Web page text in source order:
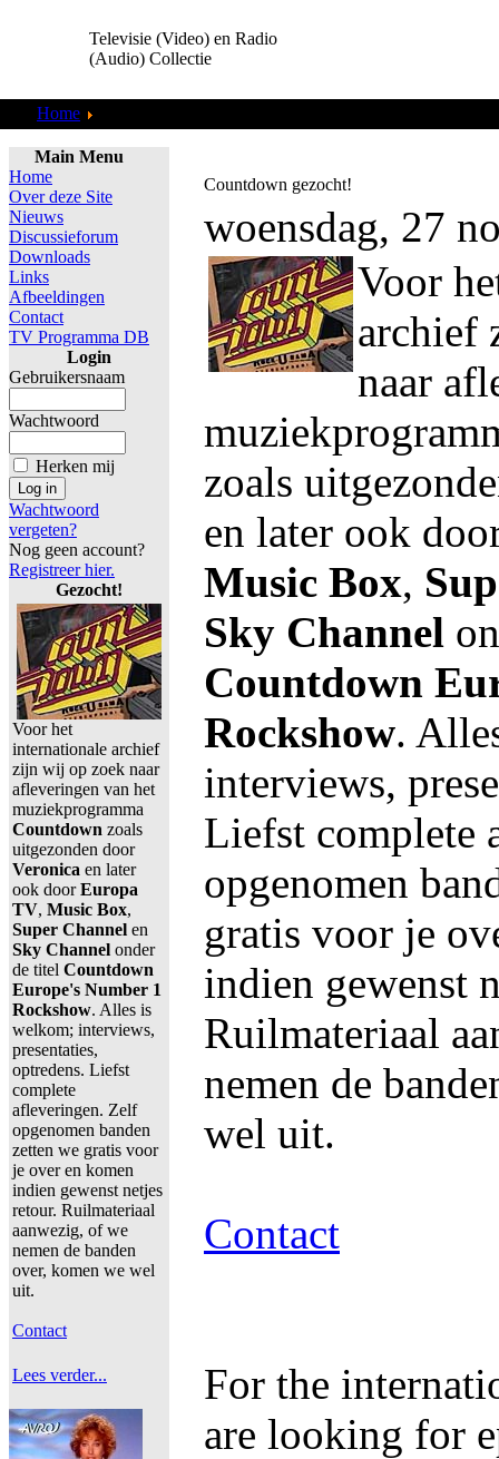
Televisie (Video) en Radio
(Audio) Collectie
Home
Main Menu
Home
Over deze Site
Nieuws
Discussieforum
Downloads
Links
Afbeeldingen
Contact
TV Programma DB
Login
Gebruikersnaam
Wachtwoord
Herken mij
Wachtwoord
vergeten?
Nog geen account?
Registreer hier.
Gezocht!
Voor het
internationale archief
zijn wij op zoek naar
afleveringen van het
muziekprogramma
Countdown zoals
uitgezonden door
Veronica en later
ook doorEuropa
TV, Music Box,
Super Channel en
Sky Channel onder
de titel Countdown
Europe's Number 1
Rockshow. Alles is
welkom; interviews,
presentaties,
optredens. Liefst
complete
afleveringen. Zelf
opgenomen banden
zetten we gratis voor
je over en komen
indien gewenst netjes
retour. Ruilmateriaal
aanwezig, of we
nemen de banden
over, komen we wel
uit.
Contact
Lees verder...
Countdown gezocht!
woensdag, 27
Voor
archief
naar
zoals
en later ook
Music Box,
Sky Channel
Countdown
Rockshow.
interviews,
Liefst complete
opgenomen
gratis voor je
indien gewenst
Ruilmateriaal
nemen de
wel uit.
Contact
For the
are looking for